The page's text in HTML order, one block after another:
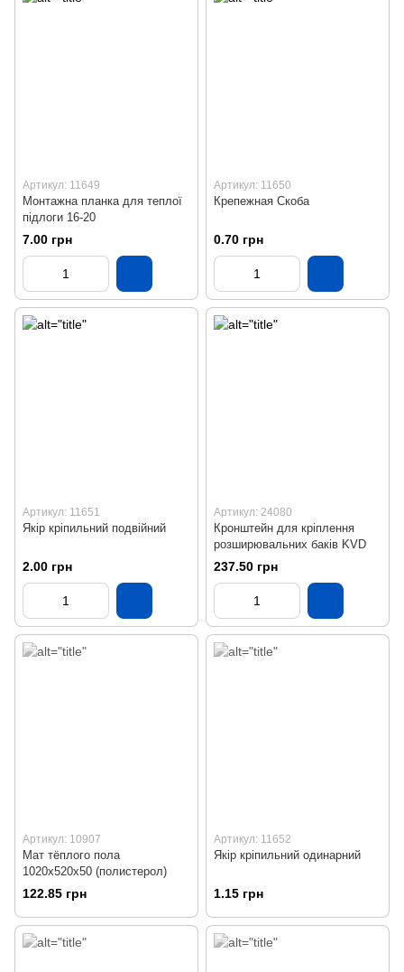
Артикул: 11649
Монтажна планка для теплої
підлоги 16-20
7.00 грн
Артикул: 11650
Крепежная Скоба
0.70 грн
Артикул: 11651
Якір кріпильний подвійний
2.00 грн
Артикул: 24080
Кронштейн для кріплення
розширювальних баків KVD
237.50 грн
Артикул: 10907
Мат тёплого пола
1020х520х50 (полистерол)
122.85 грн
Артикул: 11652
Якір кріпильний одинарний
1.15 грн